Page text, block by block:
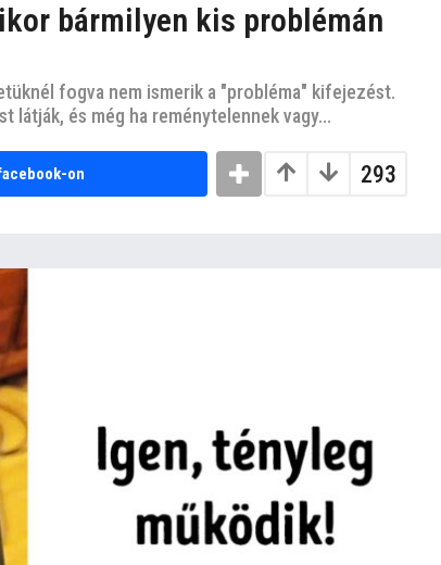
bármilyen kis problémán
fogva nem ismerik a "probléma" kifejezést.
látják, és még ha reménytelennek vagy...
293
on